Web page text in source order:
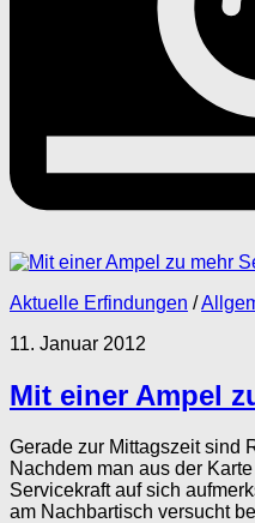
Aktuelle Erfindungen /
11. Januar 2012
Mit einer Ampel
Gerade zur Mittagszeit sind
Nachdem man aus der
Servicekraft auf sich
am Nachbartisch versucht